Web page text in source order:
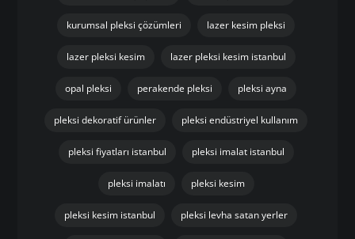
kurumsal pleksi çözümleri lazer kesim pleksi
lazer pleksi kesim lazer pleksi kesim istanbul
opal pleksi perakende pleksi pleksi ayna
pleksi dekoratif ürünler pleksi endüstriyel kullanım
pleksi fiyatları istanbul pleksi imalat istanbul
pleksi imalatı pleksi kesim
pleksi kesim istanbul pleksi levha satan yerler